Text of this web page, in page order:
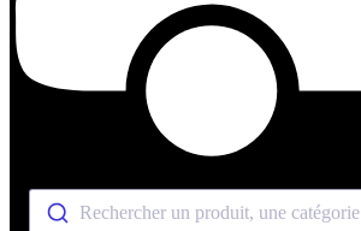
Rechercher un produit, une catégorie